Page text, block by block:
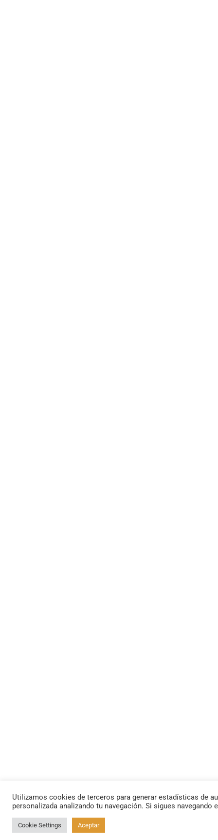
By using this site, you agree to thePrivacy Policy
Utilizamos cookies de terceros para generar estadísticas de
personalizada analizando tu navegación. Si sigues navegando
Cookie Settings Aceptar